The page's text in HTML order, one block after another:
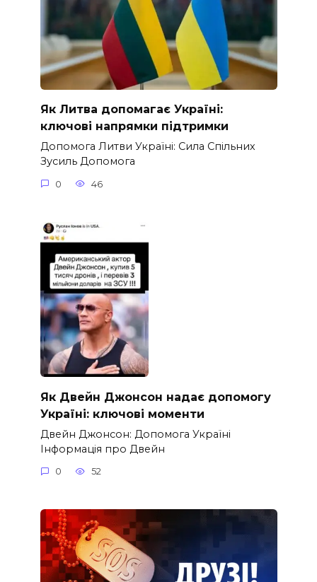
Як Литва допомагає Україні:
ключові напрямки підтримки
Допомога Литви Україні: Сила Спільних
Зусиль Допомога
0 46
Як Двейн Джонсон надає допомогу
Україні: ключові моменти
Двейн Джонсон: Допомога Україні
Інформація про Двейн
0 52